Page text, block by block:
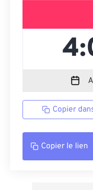
Copier
Copier le lien